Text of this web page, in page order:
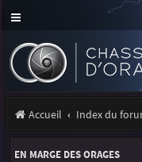
Accueil Index du
EN MARGE DES ORAGES